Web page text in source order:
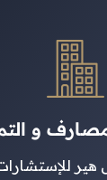
و
للإستشارات